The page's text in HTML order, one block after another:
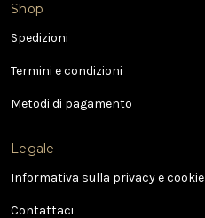
e
m
i
l
Shop
Spedizioni
Termini e condizioni
Metodi di pagamento
Legale
Informativa sulla privacy e cookie
Contattaci